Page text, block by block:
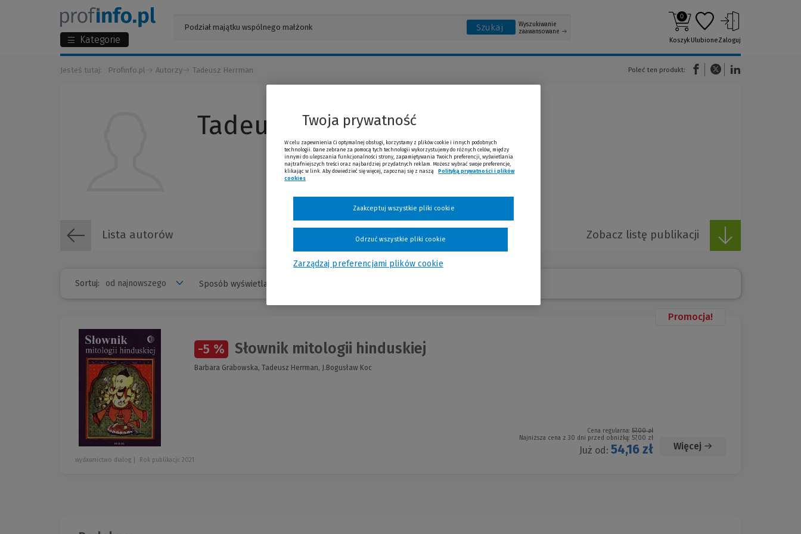
Kategorie
Szukaj
Wyszukiwanie
zaawansowane
0
KoszykUlubioneZaloguj
Jesteś tutaj: Profinfo.pl Autorzy Tadeusz Herrman Poleć ten produkt:
(Nowe okno)(Link do innej strony)
Tadeusz Herrman
Lista autorów Zobacz listę publikacji
Sortuj: Sposób wyświetlania
Promocja!
-5 % Słownik mitologii hinduskiej
Barbara Grabowska, Tadeusz Herrman, J.Bogusław Koc
Cena regularna: 57,00 zł
Najniższa cena z 30 dni przed obniżką: 57,00 zł
Już od: 54,16 zł Więcej
wydawnictwo dialog Rok publikacji: 2021
Twoja prywatność
W celu zapewnienia Ci optymalnej obsługi, korzystamy z plików cookie i innych podobnych
technologii. Dane zebrane za pomocą tych technologii wykorzystujemy do różnych celów, między
innymi do ulepszania funkcjonalności strony, zapamiętywania Twoich preferencji, wyświetlania
najtrafniejszych treści oraz najbardziej przydatnych reklam. Możesz wybrać swoje preferencje,
klikając w link. Aby dowiedzieć się więcej, zapoznaj się z naszą
Polityką prywatności i plików
cookies
Zarządzaj preferencjami plików cookie
Odrzuć wszystkie pliki cookie
Zaakceptuj wszystkie pliki cookie